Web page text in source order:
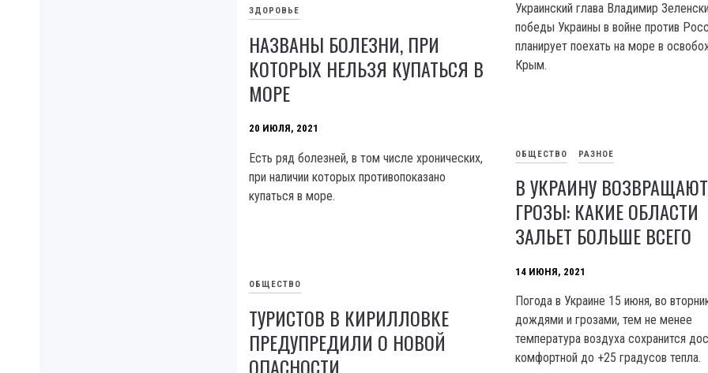
Украинский глава Владимир
победы Украины в войне против
планирует поехать на море в
Крым.
ЗДОРОВЬЕ
НАЗВАНЫ БОЛЕЗНИ, ПРИ
КОТОРЫХ НЕЛЬЗЯ КУПАТЬСЯ В
МОРЕ
20 ИЮЛЯ, 2021
Есть ряд болезней, в том числе хронических,
при наличии которых противопоказано
купаться в море.
ОБЩЕСТВО РАЗНОЕ
В УКРАИНУ
ГРОЗЫ: КАКИЕ ОБЛАСТИ
ЗАЛЬЕТ БОЛЬШЕ ВСЕГО
14 ИЮНЯ, 2021
Погода в Украине 15 июня, во
дождями и грозами, тем не менее
температура воздуха сохранится
комфортной до +25 градусов тепла.
ОБЩЕСТВО
ТУРИСТОВ В КИРИЛЛОВКЕ
ПРЕДУПРЕДИЛИ О НОВОЙ
ОПАСНОСТИ